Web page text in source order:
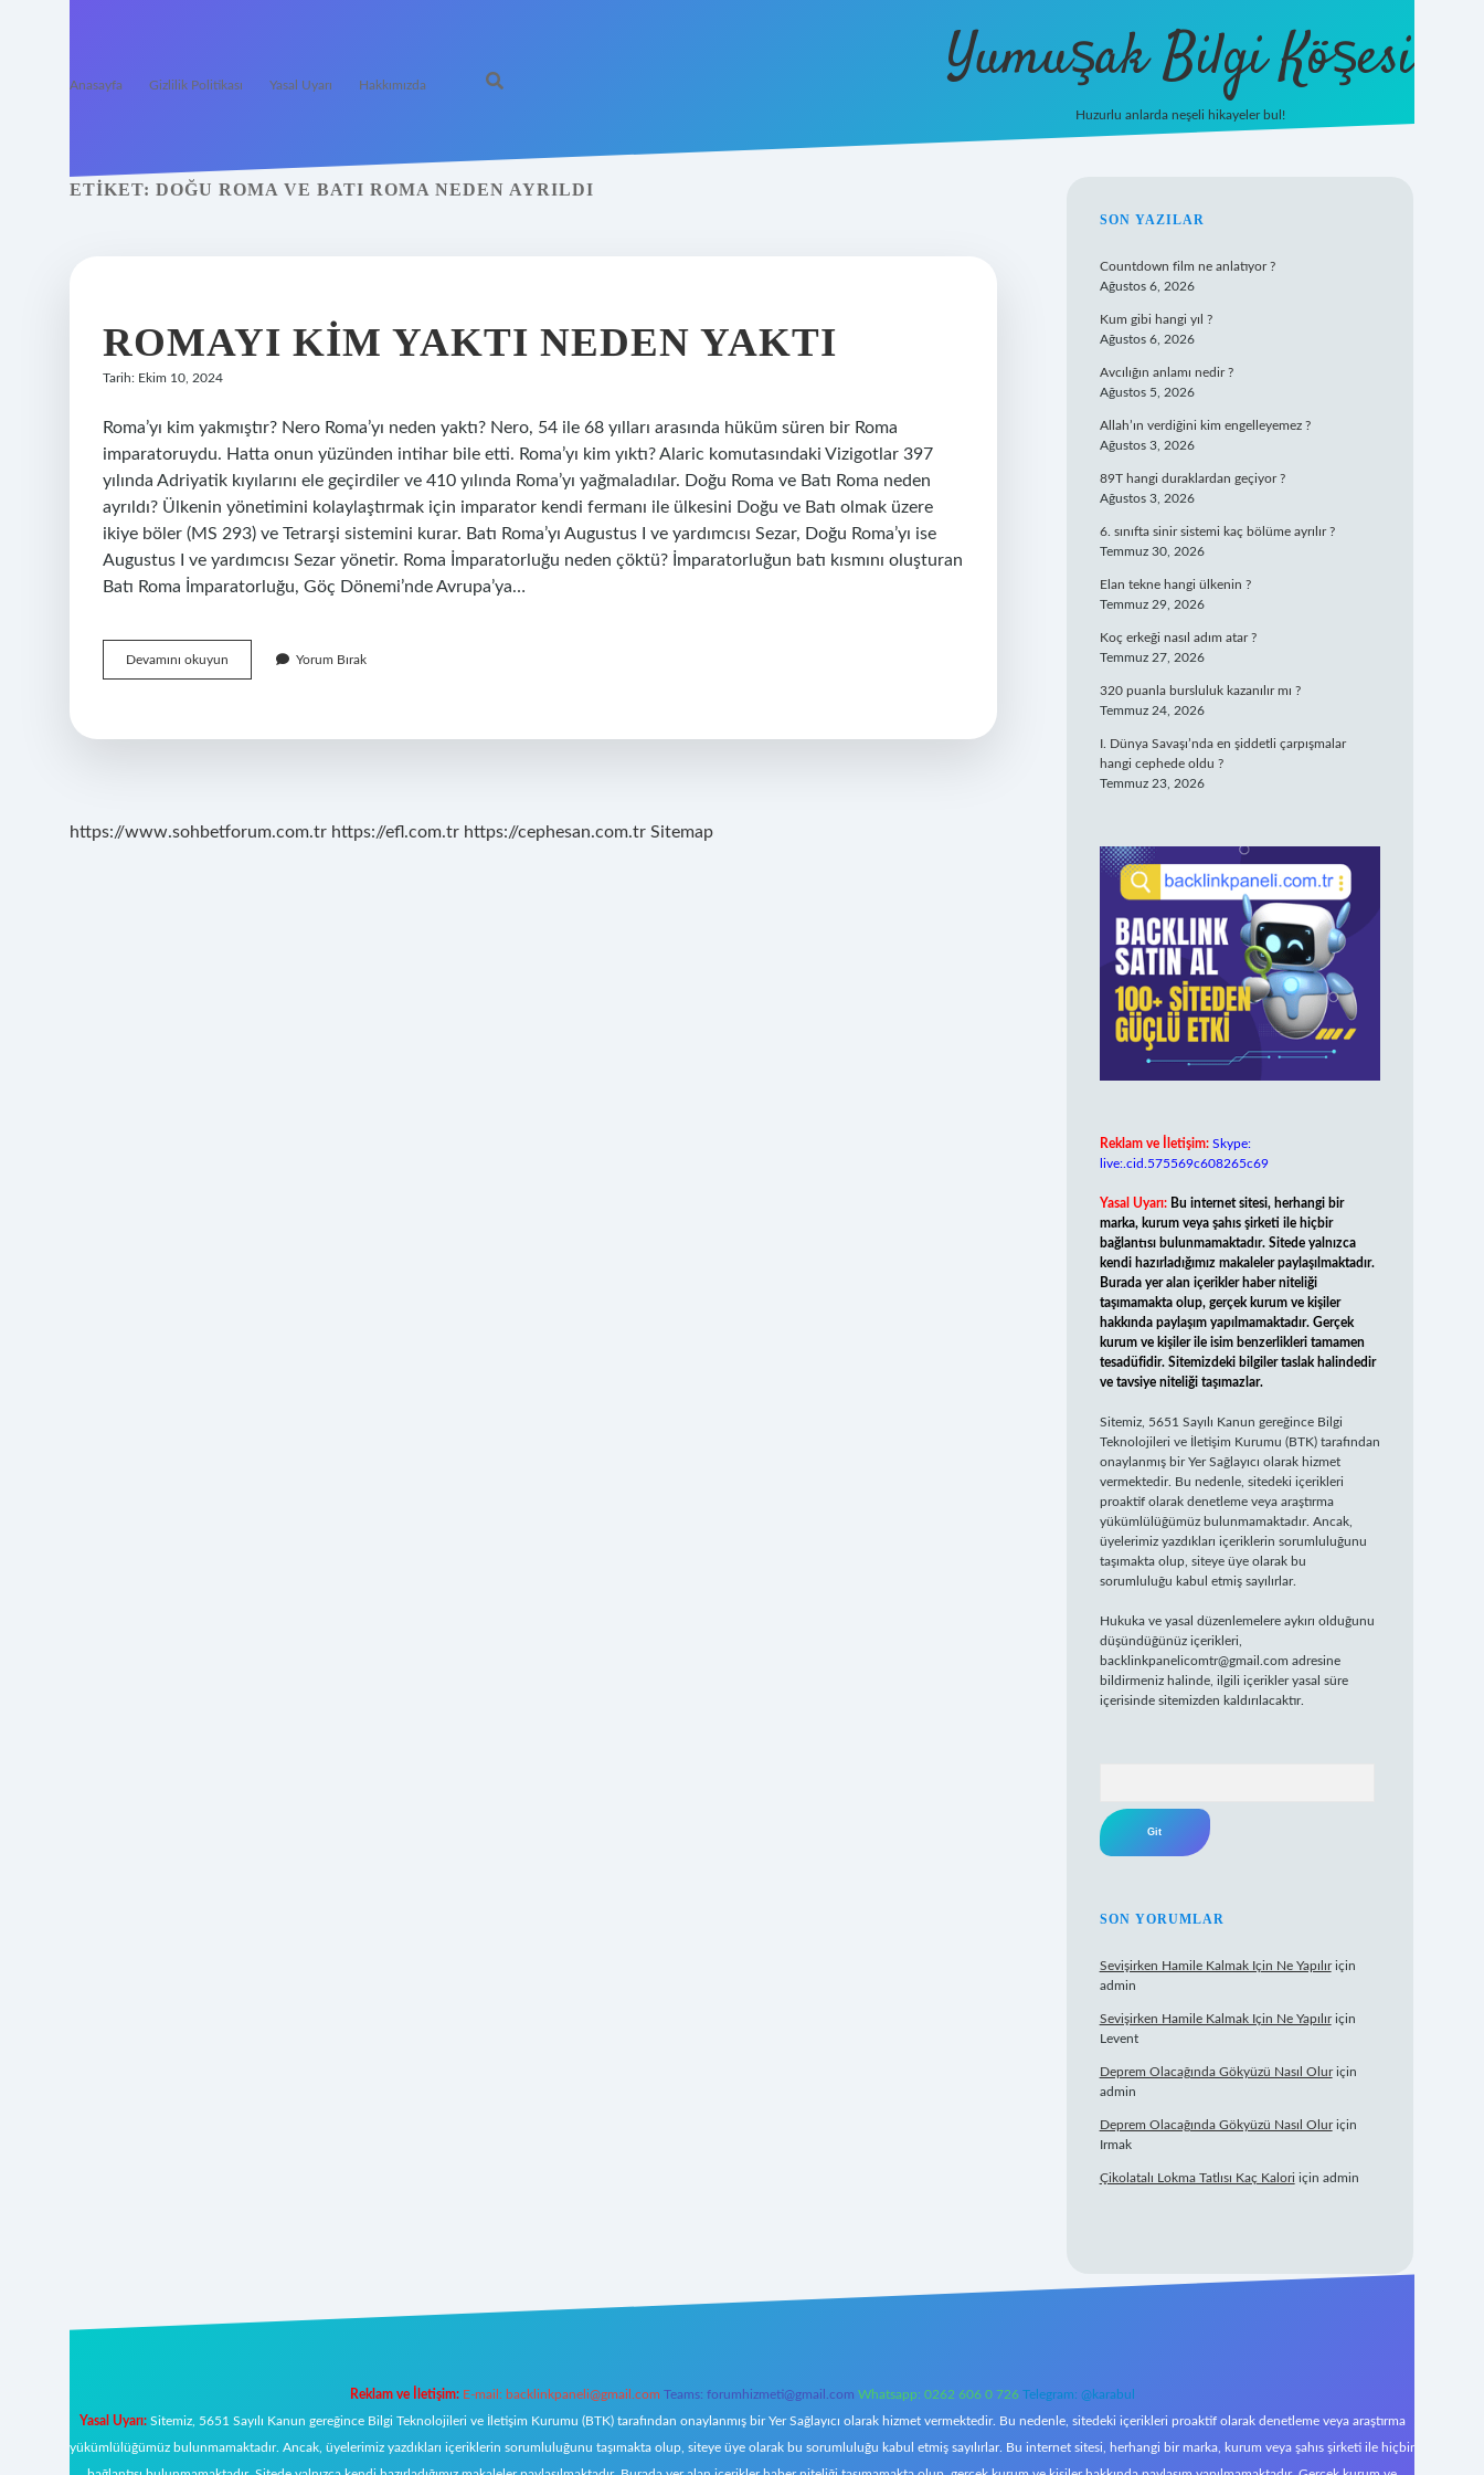
Anasayfa Gizlilik Politikası Yasal Uyarı Hakkımızda Yumuşak Bilgi Köşesi
Huzurlu anlarda neşeli hikayeler bul!
ETIKET: DOĞU ROMA VE BATI ROMA NEDEN AYRILDI
ROMAYI KIM YAKTI NEDEN YAKTI
Tarih: Ekim 10, 2024
Roma’yı kim yakmıştır? Nero Roma’yı neden yaktı? Nero, 54 ile 68 yılları arasında hüküm süren bir Roma
imparatoruydu. Hatta onun yüzünden intihar bile etti. Roma’yı kim yıktı? Alaric komutasındaki Vizigotlar 397
yılında Adriyatik kıyılarını ele geçirdiler ve 410 yılında Roma’yı yağmaladılar. Doğu Roma ve Batı Roma neden
ayrıldı? Ülkenin yönetimini kolaylaştırmak için imparator kendi fermanı ile ülkesini Doğu ve Batı olmak üzere
ikiye böler (MS 293) ve Tetrarşi sistemini kurar. Batı Roma’yı Augustus I ve yardımcısı Sezar, Doğu Roma’yı ise
Augustus I ve yardımcısı Sezar yönetir. Roma İmparatorluğu neden çöktü? İmparatorluğun batı kısmını oluşturan
Batı Roma İmparatorluğu, Göç Dönemi’nde Avrupa’ya…
Devamını okuyun
Kim
Yaktı
Yorum Bırak
https://www.sohbetforum.com.tr https://efl.com.tr https://cephesan.com.tr Sitemap
SIDEBAR
SON YAZILAR
Countdown film ne anlatıyor ?
Ağustos 6, 2026
Kum gibi hangi yıl ?
Ağustos 6, 2026
Avcılığın anlamı nedir ?
Ağustos 5, 2026
Allah’ın verdiğini kim engelleyemez ?
Ağustos 3, 2026
89T hangi duraklardan geçiyor ?
Ağustos 3, 2026
6. sınıfta sinir sistemi kaç bölüme ayrılır ?
Temmuz 30, 2026
Elan tekne hangi ülkenin ?
Temmuz 29, 2026
Koç erkeği nasıl adım atar ?
Temmuz 27, 2026
320 puanla bursluluk kazanılır mı ?
Temmuz 24, 2026
I. Dünya Savaşı’nda en şiddetli çarpışmalar
hangi cephede oldu ?
Temmuz 23, 2026
Reklam ve İletişim: Skype:
live:.cid.575569c608265c69
Yasal Uyarı: Bu internet sitesi, herhangi bir
marka, kurum veya şahıs şirketi ile hiçbir
bağlantısı bulunmamaktadır. Sitede yalnızca
kendi hazırladığımız makaleler paylaşılmaktadır.
Burada yer alan içerikler haber niteliği
taşımamakta olup, gerçek kurum ve kişiler
hakkında paylaşım yapılmamaktadır. Gerçek
kurum ve kişiler ile isim benzerlikleri tamamen
tesadüfidir. Sitemizdeki bilgiler taslak halindedir
ve tavsiye niteliği taşımazlar.
Sitemiz, 5651 Sayılı Kanun gereğince Bilgi
Teknolojileri ve İletişim Kurumu (BTK) tarafından
onaylanmış bir Yer Sağlayıcı olarak hizmet
vermektedir. Bu nedenle, sitedeki içerikleri
proaktif olarak denetleme veya araştırma
yükümlülüğümüz bulunmamaktadır. Ancak,
üyelerimiz yazdıkları içeriklerin sorumluluğunu
taşımakta olup, siteye üye olarak bu
sorumluluğu kabul etmiş sayılırlar.
Hukuka ve yasal düzenlemelere aykırı olduğunu
düşündüğünüz içerikleri,
backlinkpanelicomtr@gmail.com adresine
bildirmeniz halinde, ilgili içerikler yasal süre
içerisinde sitemizden kaldırılacaktır.
SON YORUMLAR
Sevişirken Hamile Kalmak Için Ne Yapılıriçin
admin
Sevişirken Hamile Kalmak Için Ne Yapılıriçin
Levent
Deprem Olacağında Gökyüzü Nasıl Oluriçin
admin
Deprem Olacağında Gökyüzü Nasıl Oluriçin
Irmak
Çikolatalı Lokma Tatlısı Kaç Kalori için admin
Reklam ve İletişim: E-mail: backlinkpaneli@gmail.com Teams: forumhizmeti@gmail.com Whatsapp: 0262 606 0 726 Telegram: @karabul
Yasal Uyarı:Sitemiz, 5651 Sayılı Kanun gereğince Bilgi Teknolojileri ve İletişim Kurumu (BTK) tarafından onaylanmış bir Yer Sağlayıcı olarak hizmet vermektedir. Bu nedenle, sitedeki içerikleri proaktif olarak denetleme veya araştırma
yükümlülüğümüz bulunmamaktadır. Ancak, üyelerimiz yazdıkları içeriklerin sorumluluğunu taşımakta olup, siteye üye olarak bu sorumluluğu kabul etmiş sayılırlar. Bu internet sitesi, herhangi bir marka, kurum veya şahıs şirketi ile hiçbir